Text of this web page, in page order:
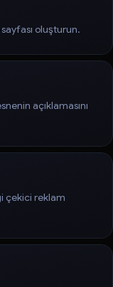
oluşturun.
açıklamasını
çekici reklam